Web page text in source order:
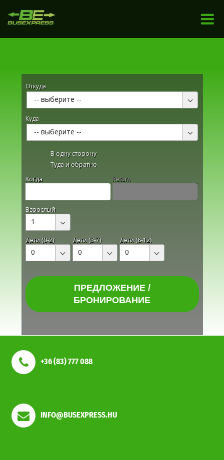
Откуда
-- выберите --
Куда
-- выберите --
В одну сторону
Туда и обратно
Kогда
Return
Взрослый
1
Дети (0-2)
0
Дети (3-7)
0
Дети (8-12)
0
ПРЕДЛОЖЕНИЕ /
БРОНИРОВАНИЕ
+36 (83) 777 088
INFO@BUSEXPRESS.HU